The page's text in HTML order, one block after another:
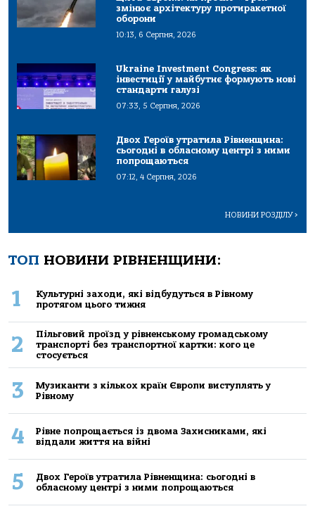
змінює архітектуру протиракетної
оборони
10:13, 6 Серпня, 2026
Ukraine Investment Congress: як
інвестиції у майбутнє формують нові
стандарти галузі
07:33, 5 Серпня, 2026
Двох Героїв утратила Рівненщина:
сьогодні в обласному центрі з ними
попрощаються
07:12, 4 Серпня, 2026
НОВИНИ РОЗДІЛУ>
ТОП НОВИНИ РІВНЕНЩИНИ:
1
Культурні заходи, які відбудуться в Рівному
протягом цього тижня
2
Пільговий проїзд у рівненському громадському
транспорті без транспортної картки: кого це
стосується
3
Музиканти з кількох країн Європи виступлять у
Рівному
4
Рівне попрощається із двома Захисниками, які
віддали життя на війні
5
Двох Героїв утратила Рівненщина: сьогодні в
обласному центрі з ними попрощаються